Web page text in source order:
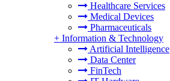
Healthcare Services
Medical Devices
Pharmaceuticals
+ Information & Technology
Artificial Intelligence
Data Center
FinTech